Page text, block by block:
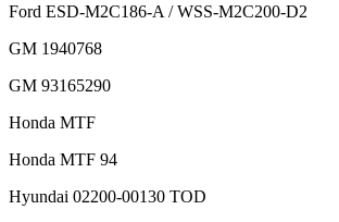
Ford ESD-M2C186-A / WSS-M2C200-D2
GM 1940768
GM 93165290
Honda MTF
Honda MTF 94
Hyundai 02200-00130 TOD